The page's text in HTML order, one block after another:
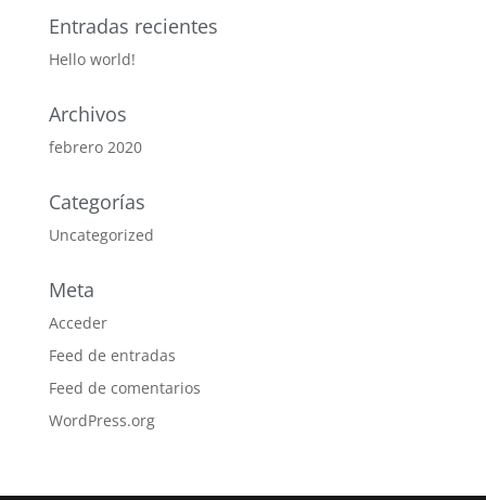
Entradas recientes
Hello world!
Archivos
febrero 2020
Categorías
Uncategorized
Meta
Acceder
Feed de entradas
Feed de comentarios
WordPress.org